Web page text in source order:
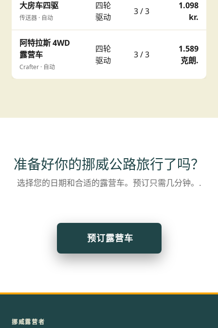
大房车四驱
传送器 · 自动
四轮
驱动
3 / 3
1.098
kr.
阿特拉斯 4WD
露营车
Crafter · 自动
四轮
驱动
3 / 3
1.589
克朗.
准备好你的挪威公路旅行了吗？
选择您的日期和合适的露营车。预订只需几分钟。.
预订露营车
挪威露营者